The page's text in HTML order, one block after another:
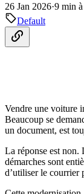
26 Jan 2026·9 min
Default
Vendre une voiture
Beaucoup se
un document, est
La réponse est non.
démarches sont
d’utiliser le courrier